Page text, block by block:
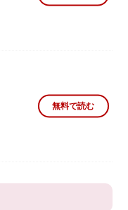
無料で読む